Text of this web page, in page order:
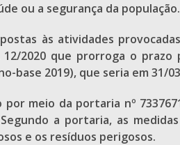
ou a segurança da população.
às atividades
2020 que prorroga o
base 2019), que seria em 31/
meio da portaria nº
a portaria, as
e os resíduos perigosos.